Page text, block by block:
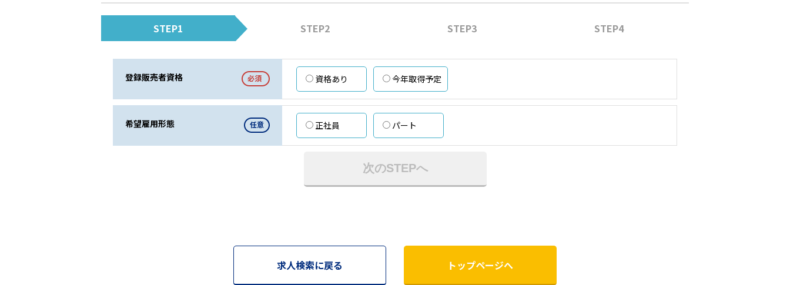
STEP1 STEP2 STEP3 STEP4
登録販売者資格 必須 資格あり 今年取得予定
希望雇用形態 任意 正社員 パート
次のSTEPへ
求人検索に戻る トップページへ